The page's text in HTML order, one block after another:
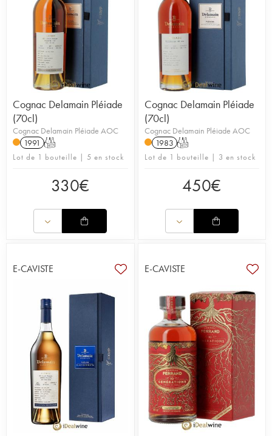
Cognac Delamain Pléiade
(70cl)
Cognac Delamain Pléiade AOC
1991 T
Lot de 1 bouteille | 5 en stock
330€
Cognac Delamain Pléiade
(70cl)
Cognac Delamain Pléiade AOC
1983 T
Lot de 1 bouteille | 3 en stock
450€
E-CAVISTE E-CAVISTE